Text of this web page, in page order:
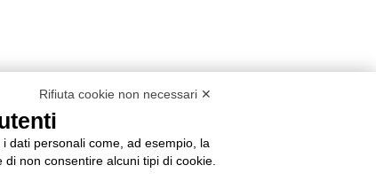
Rifiuta cookie non necessari ✕
dati personali come, ad esempio, la
non consentire alcuni tipi di cookie.